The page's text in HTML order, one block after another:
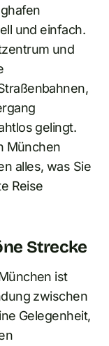
und einfach.
und
gelingt.
München
alles, was Sie
Reise
Strecke
ist
zwischen
Gelegenheit,